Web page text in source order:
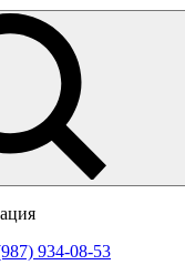
934-08-53